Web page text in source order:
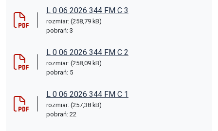
L 0 06 2026 344 FM C 3
rozmiar: (258,79 kB)
pobrań: 3
L 0 06 2026 344 FM C 2
rozmiar: (258,09 kB)
pobrań: 5
L 0 06 2026 344 FM C 1
rozmiar: (257,38 kB)
pobrań: 22